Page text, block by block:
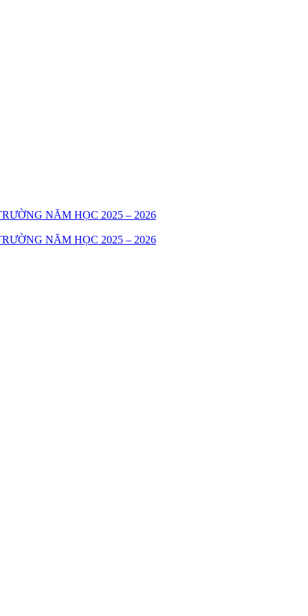
NĂM HỌC 2025 – 2026
NĂM HỌC 2025 – 2026